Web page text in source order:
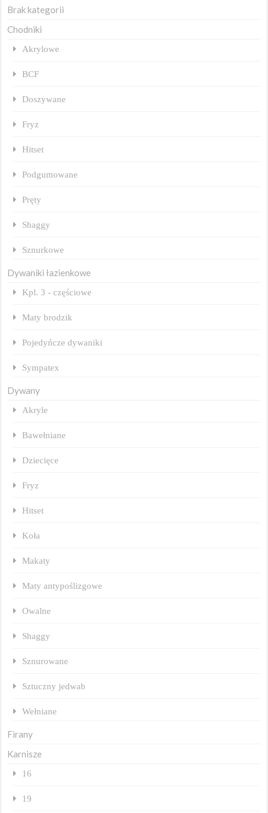
Brak kategorii
Chodniki
Akrylowe
BCF
Doszywane
Fryz
Hitset
Podgumowane
Pręty
Shaggy
Sznurkowe
Dywaniki łazienkowe
Kpl. 3 - częściowe
Maty brodzik
Pojedyńcze dywaniki
Sympatex
Dywany
Akryle
Bawełniane
Dziecięce
Fryz
Hitset
Koła
Makaty
Maty antypoślizgowe
Owalne
Shaggy
Sznurowane
Sztuczny jedwab
Wełniane
Firany
Karnisze
16
19